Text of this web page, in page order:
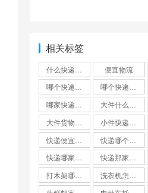
相关标签
便宜物流
哪个快递便宜
哪个快递最便宜?
快递哪家比较便宜又快
快递那家最便宜又安全